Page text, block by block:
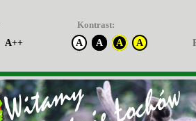
A++
Kontrast:
A
A A A